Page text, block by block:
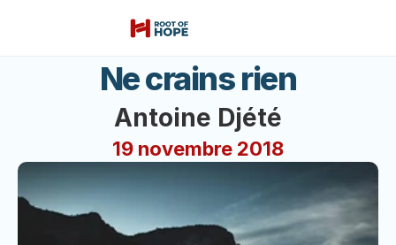
Ne crains rien
Antoine Djété
19 novembre 2018